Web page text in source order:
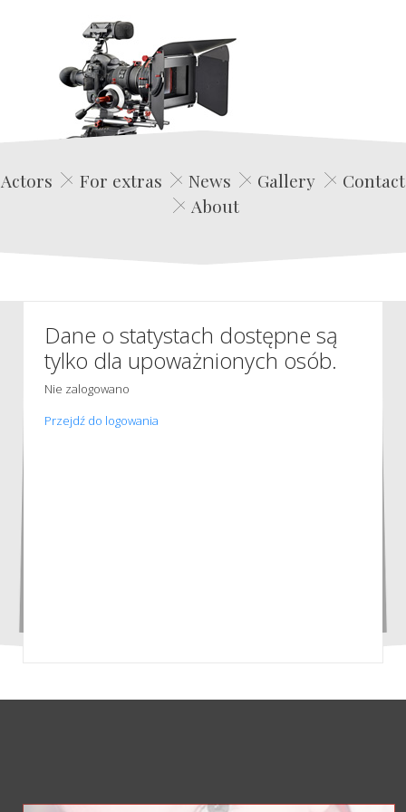
Edwin Film Agencja Aktorska
Actors For extras News Gallery
Contact
About
Dane o statystach dostępne są
tylko dla upoważnionych osób.
Nie zalogowano
Przejdź do logowania